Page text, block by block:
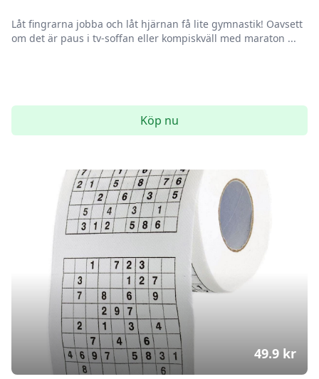
Låt fingrarna jobba och låt hjärnan få lite gymnastik! Oavsett
om det är paus i tv-soffan eller kompiskväll med maraton ...
Köp nu
49.9 kr